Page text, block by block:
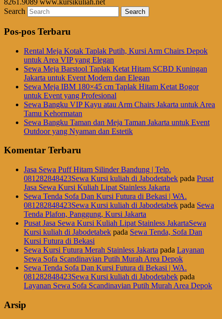
8261.9089 www.kursikuliah.net
Search
Pos-pos Terbaru
Rental Meja Kotak Taplak Putih, Kursi Arm Chairs Depok
untuk Area VIP yang Elegan
Sewa Meja Barstool Taplak Ketat Hitam SCBD Kuningan
Jakarta untuk Event Modern dan Elegan
Sewa Meja IBM 180×45 cm Taplak Hitam Ketat Bogor
untuk Event yang Profesional
Sewa Bangku VIP Kayu atau Arm Chairs Jakarta untuk Area
Tamu Kehormatan
Sewa Bangku Taman dan Meja Taman Jakarta untuk Event
Outdoor yang Nyaman dan Estetik
Komentar Terbaru
Jasa Sewa Puff Hitam Silinder Bandung | Telp.
081282848423Sewa Kursi kuliah di Jabodetabek pada Pusat
Jasa Sewa Kursi Kuliah Lipat Stainless Jakarta
Sewa Tenda Sofa Dan Kursi Futura di Bekasi | WA.
081282848423Sewa Kursi kuliah di Jabodetabek pada Sewa
Tenda Plafon, Panggung, Kursi Jakarta
Pusat Jasa Sewa Kursi Kuliah Lipat Stainless JakartaSewa
Kursi kuliah di Jabodetabek pada Sewa Tenda, Sofa Dan
Kursi Futura di Bekasi
Sewa Kursi Futura Merah Stainless Jakarta pada Layanan
Sewa Sofa Scandinavian Putih Murah Area Depok
Sewa Tenda Sofa Dan Kursi Futura di Bekasi | WA.
081282848423Sewa Kursi kuliah di Jabodetabek pada
Layanan Sewa Sofa Scandinavian Putih Murah Area Depok
Arsip